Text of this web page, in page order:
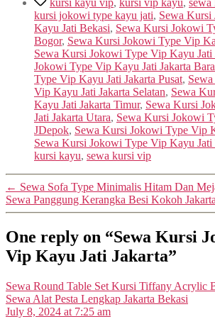
kursi kayu vip, kursi vip kayu,
kursi jokowi type kayu jati, Sewa
Kayu Jati Bekasi, Sewa Kursi Jokowi
Bogor, Sewa Kursi Jokowi Type Vip
Sewa Kursi Jokowi Type Vip Kayu Jati
Jokowi Type Vip Kayu Jati Jakarta
Type Vip Kayu Jati Jakarta Pusat,
Vip Kayu Jati Jakarta Selatan, Sewa
Kayu Jati Jakarta Timur, Sewa Kursi
Jati Jakarta Utara, Sewa Kursi Jokowi
JDepok, Sewa Kursi Jokowi Type Vip
Sewa Kursi Jokowi Type Vip Kayu Jati
kursi kayu, sewa kursi vip
← Sewa Sofa Type Minimalis Hitam Dan
Sewa Panggung Kerangka Besi Kokoh Jakarta
One reply on “Sewa Kursi
Vip Kayu Jati Jakarta”
Sewa Round Table Set Kursi Tiffany Acrylic
Sewa Alat Pesta Lengkap Jakarta Bekasi
July 8, 2024 at 7:25 am